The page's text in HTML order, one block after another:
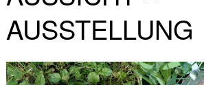
PARTNER*INNEN
ANGEBOTE
AUSSTELLUNG